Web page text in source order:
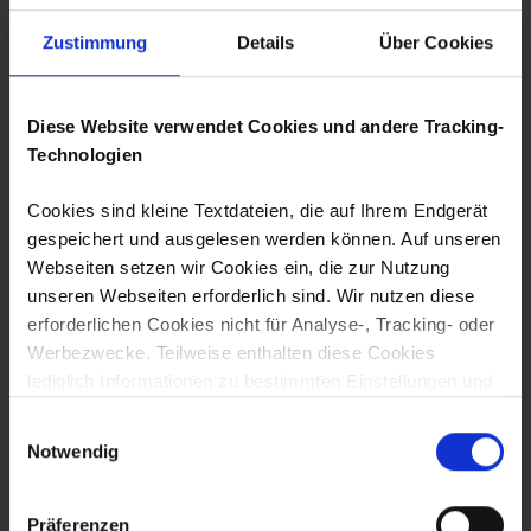
Zustimmung Details Über Cookies
Diese Website verwendet Cookies und andere Tracking-
Technologien
Cookies sind kleine Textdateien, die auf Ihrem Endgerät
gespeichert und ausgelesen werden können. Auf unseren
Webseiten setzen wir Cookies ein, die zur Nutzung
unseren Webseiten erforderlich sind. Wir nutzen diese
erforderlichen Cookies nicht für Analyse-, Tracking- oder
Werbezwecke. Teilweise enthalten diese Cookies
notwendig sein, um die Benutzerführung, Sicherheit und
Umsetzung der Seite zu ermöglichen. Wir nutzen diese
DSGVO. Darüber hinaus setzen wir nicht erforderliche
Notwendig
Präferenzen
SCHOTTERWEG CROWDFUNDING
MATCHING-KAMPAGNE
Das Starthaus Bremen & Bremerhaven
und Europa haben die Crowdfunding
Anreiz für den Start von Projekten aus dem